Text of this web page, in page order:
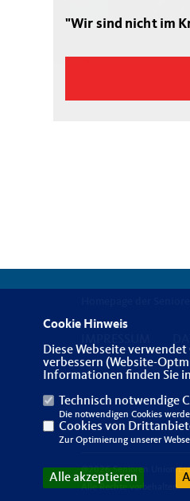
"Wir sind nicht im
@2026 Senioren Union
Alle Rechte vorbehalten.
Cookie Hinweis
Diese Webseite
verbessern (Website-
Informationen finden Sie
Technisch notwendige
Die notwendigen Cookies
Cookies von
Zur Optimierung unserer
Alle akzeptieren